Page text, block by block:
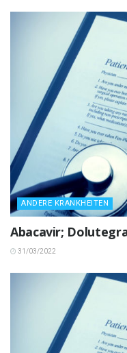
ANDERE KRANKHEITEN
Abacavir;
31/03/2022